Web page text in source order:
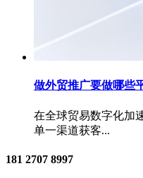
做外贸推广要做哪些
在全球贸易数字化加
单一渠道获客...
181 2707 8997